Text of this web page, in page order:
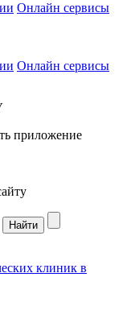
Онлайн сервисы
Онлайн сервисы
клиник в